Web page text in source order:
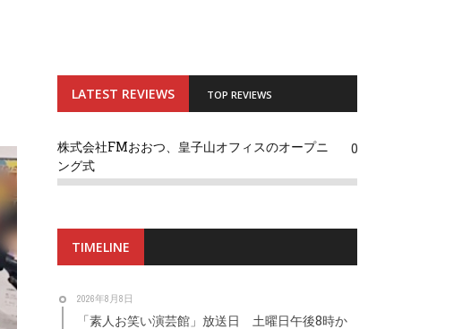
LATEST REVIEWS TOP REVIEWS
株式会社FMおおつ、皇子山オフィスのオープニ
ング式
0
TIMELINE
2026年8月8日
「素人お笑い演芸館」放送日 土曜日午後8時か